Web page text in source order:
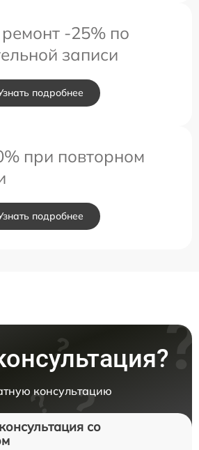
-25% по
записи
подробнее
при повторном
подробнее
консультацию
со